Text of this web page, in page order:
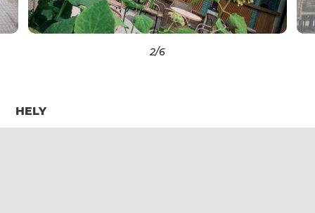
2/6
HELY